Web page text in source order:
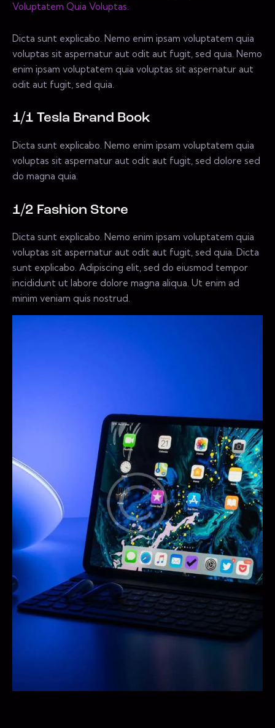
Voluptatem Quia Voluptas.
Dicta sunt explicabo. Nemo enim ipsam voluptatem quia
voluptas sit aspernatur aut odit aut fugit, sed quia. Nemo
enim ipsam voluptatem quia voluptas sit aspernatur aut
odit aut fugit, sed quia.
1/1 Tesla Brand Book
Dicta sunt explicabo. Nemo enim ipsam voluptatem quia
voluptas sit aspernatur aut odit aut fugit, sed dolore sed
do magna quia.
1/2 Fashion Store
Dicta sunt explicabo. Nemo enim ipsam voluptatem quia
voluptas sit aspernatur aut odit aut fugit, sed quia. Dicta
sunt explicabo. Adipiscing elit, sed do eiusmod tempor
incididunt ut labore dolore magna aliqua. Ut enim ad
minim veniam quis nostrud.